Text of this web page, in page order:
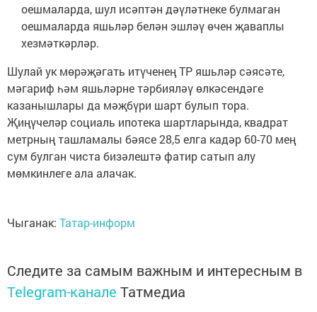
оешмаларда, шул исәптән дәүләтнеке булмаган
оешмаларда яшьләр белән эшләү өчен җаваплы
хезмәткәрләр.
Шулай ук мөрәҗәгать итүченең ТР яшьләр сәясәте,
мәгариф һәм яшьләрне тәрбияләү өлкәсендәге
казанышлары да мәҗбүри шарт булып тора.
Җиңүчеләр социаль ипотека шартларында, квадрат
метрның ташламалы бәясе 28,5 елга кадәр 60-70 мең
сум булган чиста бизәлештә фатир сатып алу
мөмкинлеге ала алачак.
Чыганак: Татар-информ
Следите за самым важным и интересным в
Telegram-канале Татмедиа